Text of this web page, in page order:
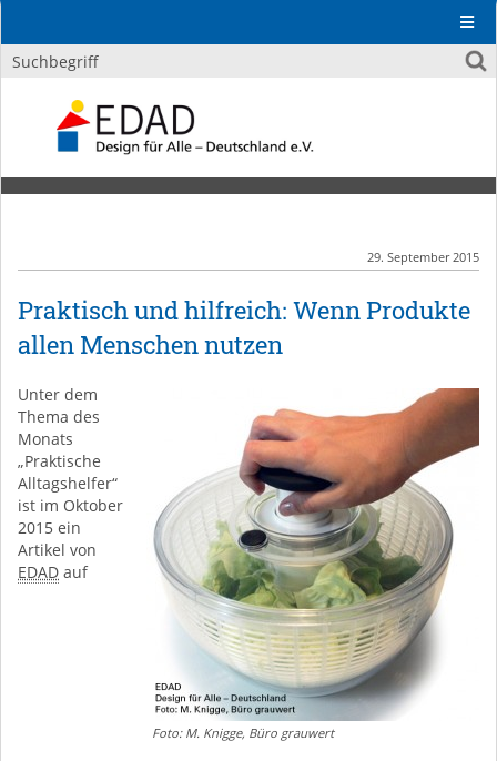
29. September 2015
Praktisch und hilfreich: Wenn Produkte
allen Menschen nutzen
Foto: M. Knigge, Büro grauwert
Unter dem
Thema des
Monats
„Praktische
Alltagshelfer“
ist im Oktober
2015 ein
Artikel von
EDAD auf